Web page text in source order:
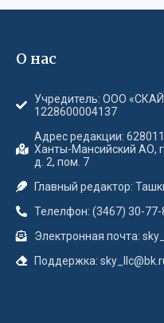
О нас
Учредитель: ООО
1228600004137
Адрес редакции:
Ханты-Мансийский АО,
д. 2, пом. 7
Главный редактор:
Телелфон: (3467) 30-77-
Электронная почта:
Поддержка: